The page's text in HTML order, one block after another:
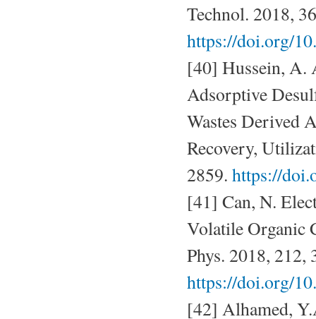
Technol. 2018,
https://doi.org/
[40] Hussein, A.
Adsorptive
Wastes Derived
Recovery,
2859. https://
[41] Can, N.
Volatile Organic
Phys. 2018, 212,
https://doi.org/
[42] Alhamed,